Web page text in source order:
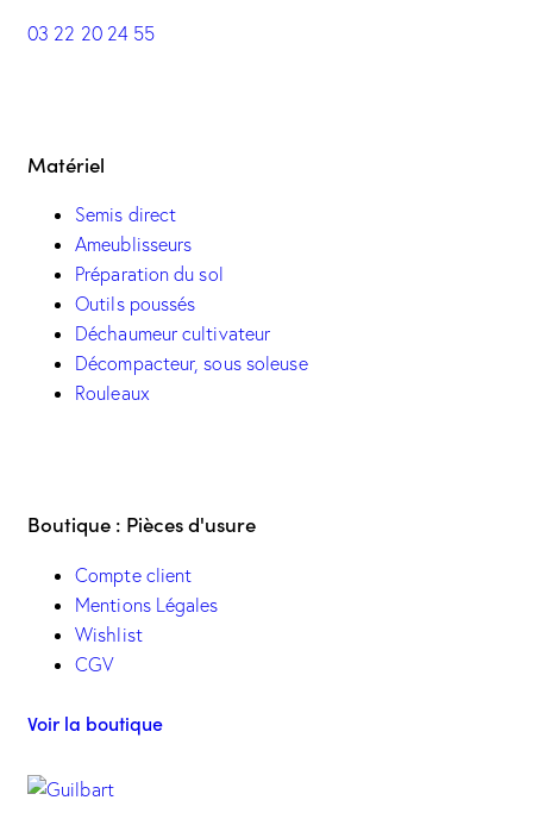
03 22 20 24 55
Matériel
Semis direct
Ameublisseurs
Préparation du sol
Outils poussés
Déchaumeur cultivateur
Décompacteur, sous soleuse
Rouleaux
Boutique : Pièces d'usure
Compte client
Mentions Légales
Wishlist
CGV
Voir la boutique